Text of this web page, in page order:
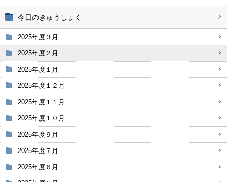
今日のきゅうしょく
2025年度３月
2025年度２月
2025年度１月
2025年度１２月
2025年度１１月
2025年度１０月
2025年度９月
2025年度７月
2025年度６月